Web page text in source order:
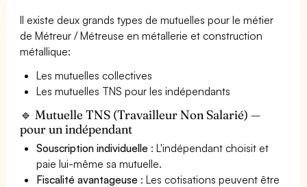
Il existe deux grands types de mutuelles pour le métier
de Métreur / Métreuse en métallerie et construction
métallique:
Les mutuelles collectives
Les mutuelles TNS pour les indépendants
🔹 Mutuelle TNS (Travailleur Non Salarié) —
pour un indépendant
Souscription individuelle : L'indépendant choisit et
paie lui-même sa mutuelle.
Fiscalité avantageuse : Les cotisations peuvent être